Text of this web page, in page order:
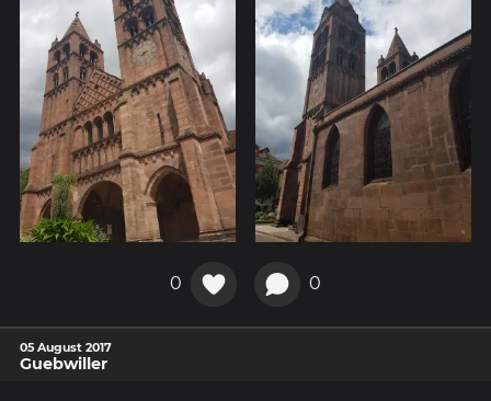
0 0
05 August 2017
Guebwiller